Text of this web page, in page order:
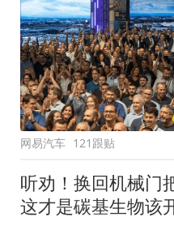
网易汽车 121跟贴
听劝！换回机械门
这才是碳基生物该